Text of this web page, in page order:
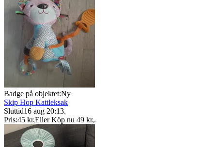
Badge på objektet:Ny
Skip Hop Kattleksak
Sluttid16 aug 20:13.
Pris:45 kr,Eller Köp nu 49 kr,.